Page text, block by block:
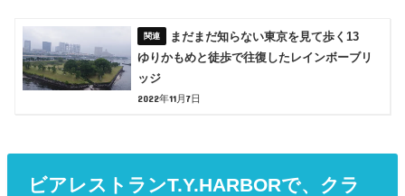
まだまだ知らない東京を見て歩く13
ゆりかもめと徒歩で往復したレインボーブリ
ッジ
2022年11月7日
ビアレストランT.Y.HARBORで、クラ